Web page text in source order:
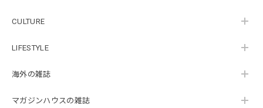
CULTURE
LIFESTYLE
海外の雑誌
マガジンハウスの雑誌